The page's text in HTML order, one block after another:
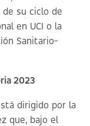
de su ciclo de
en UCI o la
Sanitario-
2023
dirigido por la
que, bajo el